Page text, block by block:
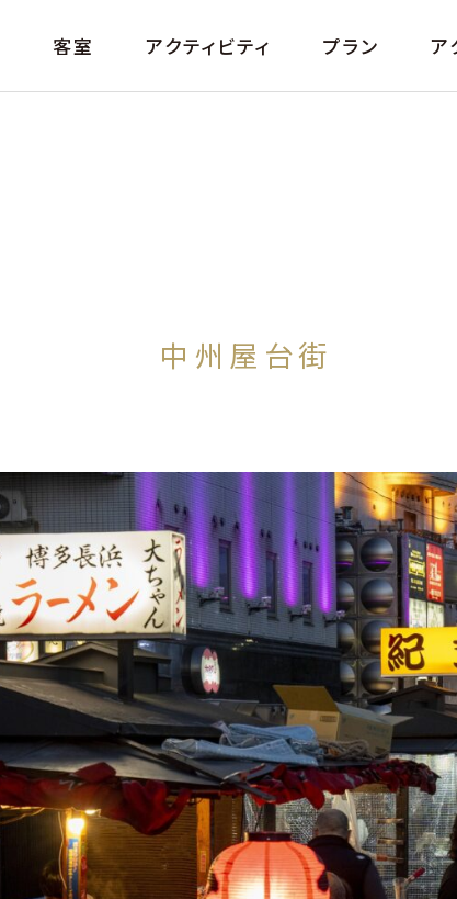
客室 アクティビティ プラン ア
中州屋台街